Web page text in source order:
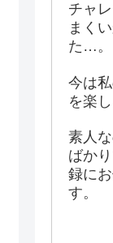
チャ
まく
た…。
今は
を楽
素人
ばか
録に
す。